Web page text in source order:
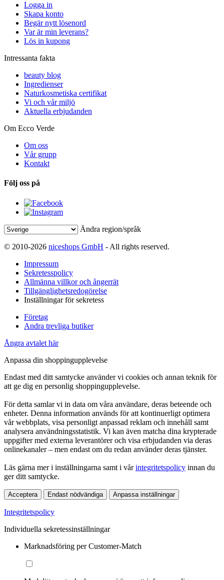
Logga in
Skapa konto
Begär nytt lösenord
Var är min leverans?
Lös in kupong
Intressanta fakta
beauty blog
Ingredienser
Naturkosmetiska certifikat
Vi och vår miljö
Aktuella erbjudanden
Om Ecco Verde
Om oss
Vår grupp
Kontakt
Följ oss på
Ändra region/språk
© 2010-2026 niceshops GmbH - All rights reserved.
Impressum
Sekretesspolicy
Allmänna villkor och ångerrät
Tillgänglighetsredogörelse
Inställningar för sekretess
Företag
Andra trevliga butiker
Ångra avtalet här
Anpassa din shoppingupplevelse
Endast med ditt samtycke använder vi cookies och annan teknik för
att ge dig en personlig shoppingupplevelse.
För detta samlar vi in data om våra användare, deras beteende och
enheter. Denna information används för att kontinuerligt optimera
vår webbplats, visa personligt anpassad reklam och innehåll samt
analysera användningsstatistik. Vi kan även matcha dina krypterade
uppgifter med externa leverantörer och visa erbjudanden via deras
onlinekanaler – men endast om du redan använder deras tjänster.
Läs gärna mer i inställningarna samt i vårintegritetspolicy innan du
ger ditt samtycke.
Acceptera Endast nödvändiga Anpassa inställningar
Integritetspolicy
Individuella sekretessinställningar
Marknadsföring per Customer-Match